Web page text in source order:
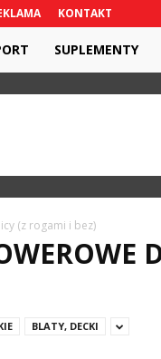
KONTAKT
SUPLEMENTY
(z rogami i bez)
BLATY, DECKI